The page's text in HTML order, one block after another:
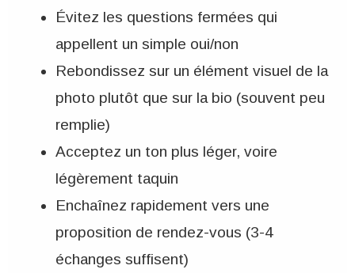
Évitez les questions fermées qui
appellent un simple oui/non
Rebondissez sur un élément visuel de la
photo plutôt que sur la bio (souvent peu
remplie)
Acceptez un ton plus léger, voire
légèrement taquin
Enchaînez rapidement vers une
proposition de rendez-vous (3-4
échanges suffisent)